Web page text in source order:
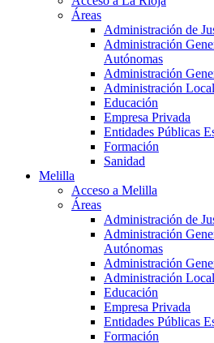
Áreas
Administración de
Administración
Autónomas
Administración
Administración Local
Educación
Empresa Privada
Entidades Públicas
Formación
Sanidad
Melilla
Acceso a Melilla
Áreas
Administración de
Administración
Autónomas
Administración
Administración Local
Educación
Empresa Privada
Entidades Públicas
Formación